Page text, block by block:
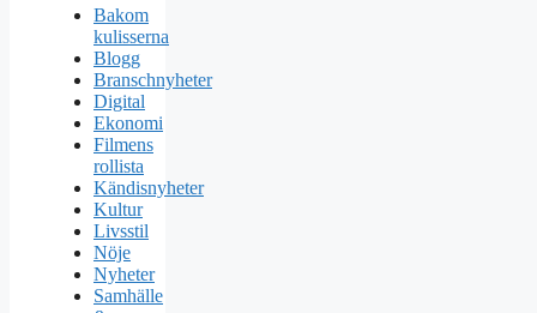
Bakom
kulisserna
Blogg
Branschnyheter
Digital
Ekonomi
Filmens
rollista
Kändisnyheter
Kultur
Livsstil
Nöje
Nyheter
Samhälle